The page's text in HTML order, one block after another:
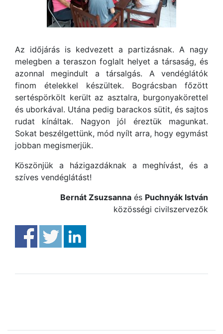
Az időjárás is kedvezett a partizásnak. A nagy
melegben a teraszon foglalt helyet a társaság, és
azonnal megindult a társalgás. A vendéglátók
finom ételekkel készültek. Bográcsban főzött
sertéspörkölt került az asztalra, burgonyakörettel
és uborkával. Utána pedig barackos sütit, és sajtos
rudat kínáltak. Nagyon jól éreztük magunkat.
Sokat beszélgettünk, mód nyílt arra, hogy egymást
jobban megismerjük.
Köszönjük a házigazdáknak a meghívást, és a
szíves vendéglátást!
Bernát Zsuzsanna és Puchnyák István
közösségi civilszervezők